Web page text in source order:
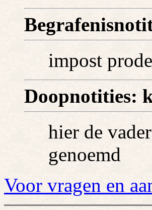
impost
Doopnotities:
hier de
genoemd
Voor vragen en